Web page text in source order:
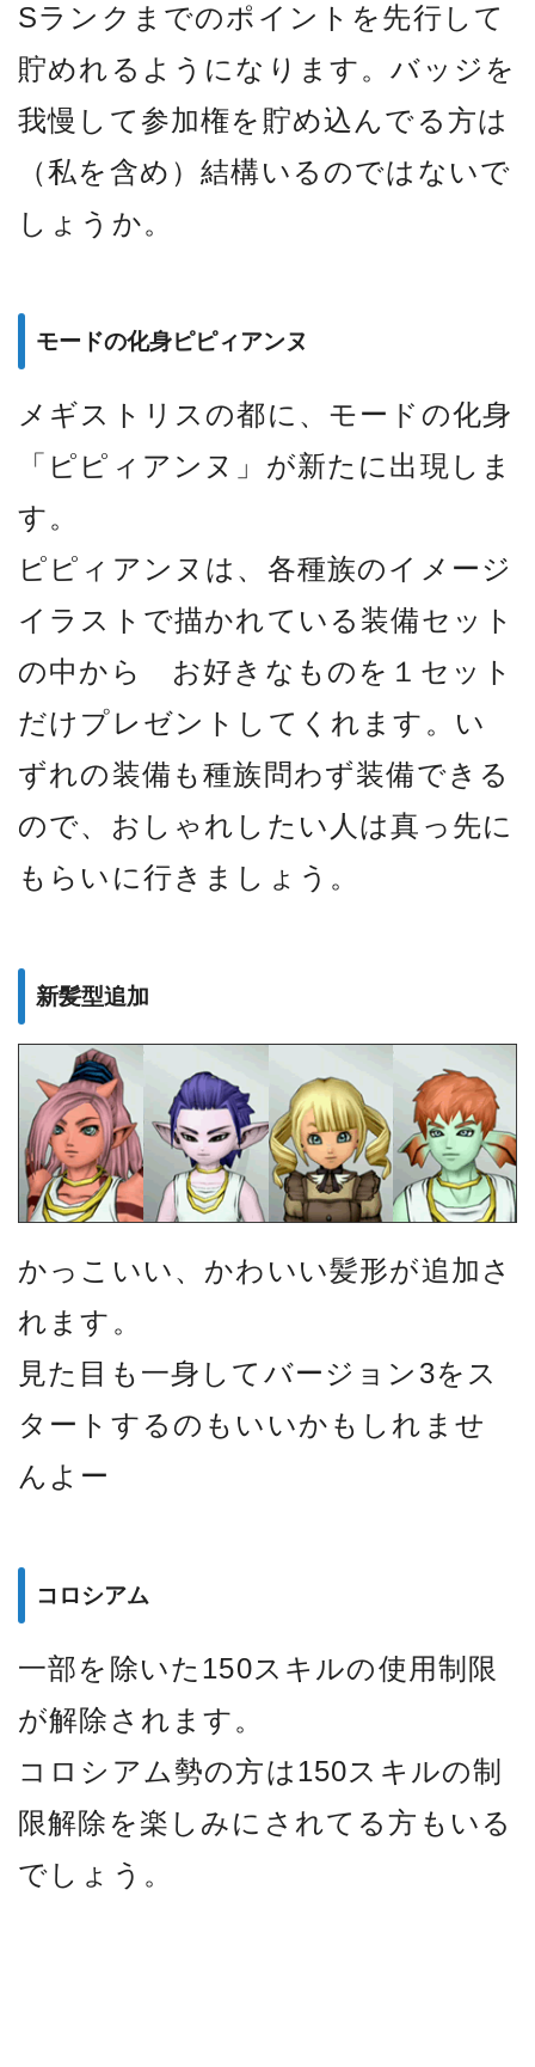
Sランクまでのポイントを先行して
貯めれるようになります。バッジを
我慢して参加権を貯め込んでる方は
（私を含め）結構いるのではないで
しょうか。
モードの化身ピピィアンヌ
メギストリスの都に、モードの化身
「ピピィアンヌ」が新たに出現しま
す。
ピピィアンヌは、各種族のイメージ
イラストで描かれている装備セット
の中から お好きなものを１セット
だけプレゼントしてくれます。い
ずれの装備も種族問わず装備できる
ので、おしゃれしたい人は真っ先に
もらいに行きましょう。
新髪型追加
かっこいい、かわいい髪形が追加さ
れます。
見た目も一身してバージョン3をス
タートするのもいいかもしれませ
んよー
コロシアム
一部を除いた150スキルの使用制限
が解除されます。
コロシアム勢の方は150スキルの制
限解除を楽しみにされてる方もいる
でしょう。